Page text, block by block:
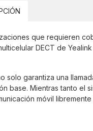
que requieren
DECT de
solo garantiza una
base. Mientras tanto el
móvil